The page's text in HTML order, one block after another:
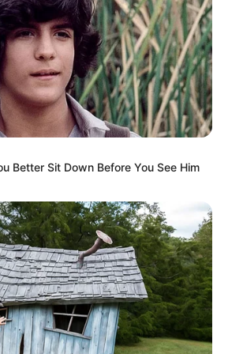
:
120 Incentivo Adicional (14º) será de R$
proposto em Prefeitura por um vereador,
foi usado para garantir o 14º dos ACS de
Better Sit Down Before You See Him